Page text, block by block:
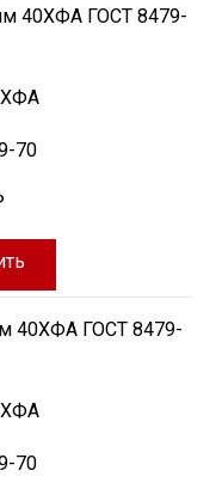
40ХФА ГОСТ 8479-
70
40ХФА ГОСТ 8479-
70